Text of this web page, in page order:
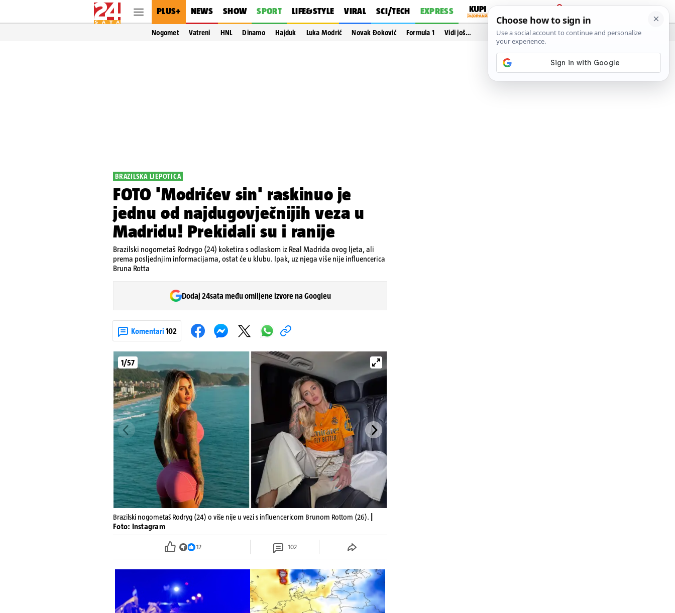
PLUS+ NEWS SHOW SPORT LIFE&STYLE VIRAL SCI/TECH EXPRESS
PRIJAVA
Nogomet Vatreni HNL Dinamo Hajduk Luka Modrić Novak Đoković Formula 1 Vidi još…
BRAZILSKA LJEPOTICA
FOTO 'Modrićev sin' raskinuo je
jednu od najdugovječnijih veza u
Madridu! Prekidali su i ranije
Brazilski nogometaš Rodrygo (24) koketira s odlaskom iz Real Madrida ovog ljeta, ali
prema posljednjim informacijama, ostat će u klubu. Ipak, uz njega više nije influencerica
Bruna Rotta
Dodaj 24sata među omiljene izvore na Googleu
Komentari 102
1/57
Brazilski nogometaš Rodryg (24) o više nije u vezi s influencericom Brunom Rottom (26).
Foto: Instagram
12 102